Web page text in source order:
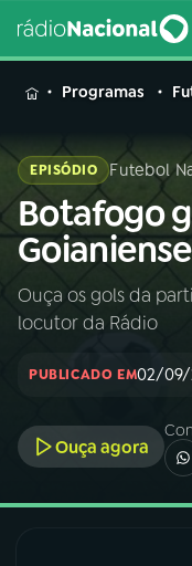
MENU
Buscar
na
Rádio
Nacional
Programas
EPISÓDIO Futebol
Botafogo
Ouça os gols da
locutor da Rádio
PUBLICADO EM02/09/
Ouça agora